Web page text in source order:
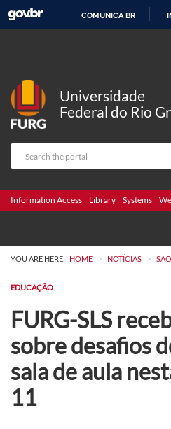
COMUNICA BR
Universidade
Federal do Rio
Information Access Library Systems
YOU ARE HERE: HOME > NOTÍCIAS >
EDUCAÇÃO
FURG-SLS
sobre desafios
sala de aula
11